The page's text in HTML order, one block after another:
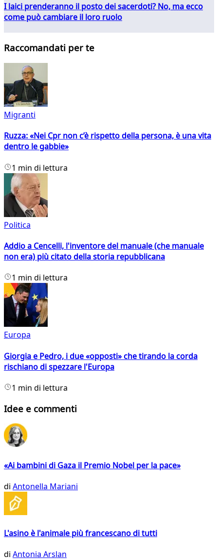
I laici prenderanno il posto dei sacerdoti? No, ma ecco
come può cambiare il loro ruolo
Raccomandati per te
Migranti
Ruzza: «Nei Cpr non c’è rispetto della persona, è una vita
dentro le gabbie»
1 min di lettura
Politica
Addio a Cencelli, l'inventore del manuale (che manuale
non era) più citato della storia repubblicana
1 min di lettura
Europa
Giorgia e Pedro, i due «opposti» che tirando la corda
rischiano di spezzare l'Europa
1 min di lettura
Idee e commenti
«Ai bambini di Gaza il Premio Nobel per la pace»
di Antonella Mariani
L'asino è l'animale più francescano di tutti
di Antonia Arslan